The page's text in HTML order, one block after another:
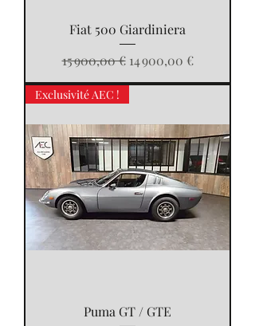
Fiat 500 Giardiniera
Prix original
15 900,00 € Prix promotionnel
14 900,00 €
Exclusivité AEC !
Puma GT / GTE